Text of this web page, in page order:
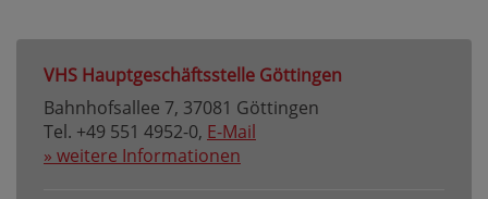
VHS Hauptgeschäftsstelle Göttingen
Bahnhofsallee 7, 37081 Göttingen
Tel. +49 551 4952-0, E-Mail
» weitere Informationen